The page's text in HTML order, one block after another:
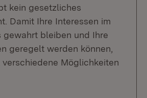
kein gesetzliches
Damit Ihre Interessen im
gewahrt bleiben und Ihre
geregelt werden können,
Möglichkeiten